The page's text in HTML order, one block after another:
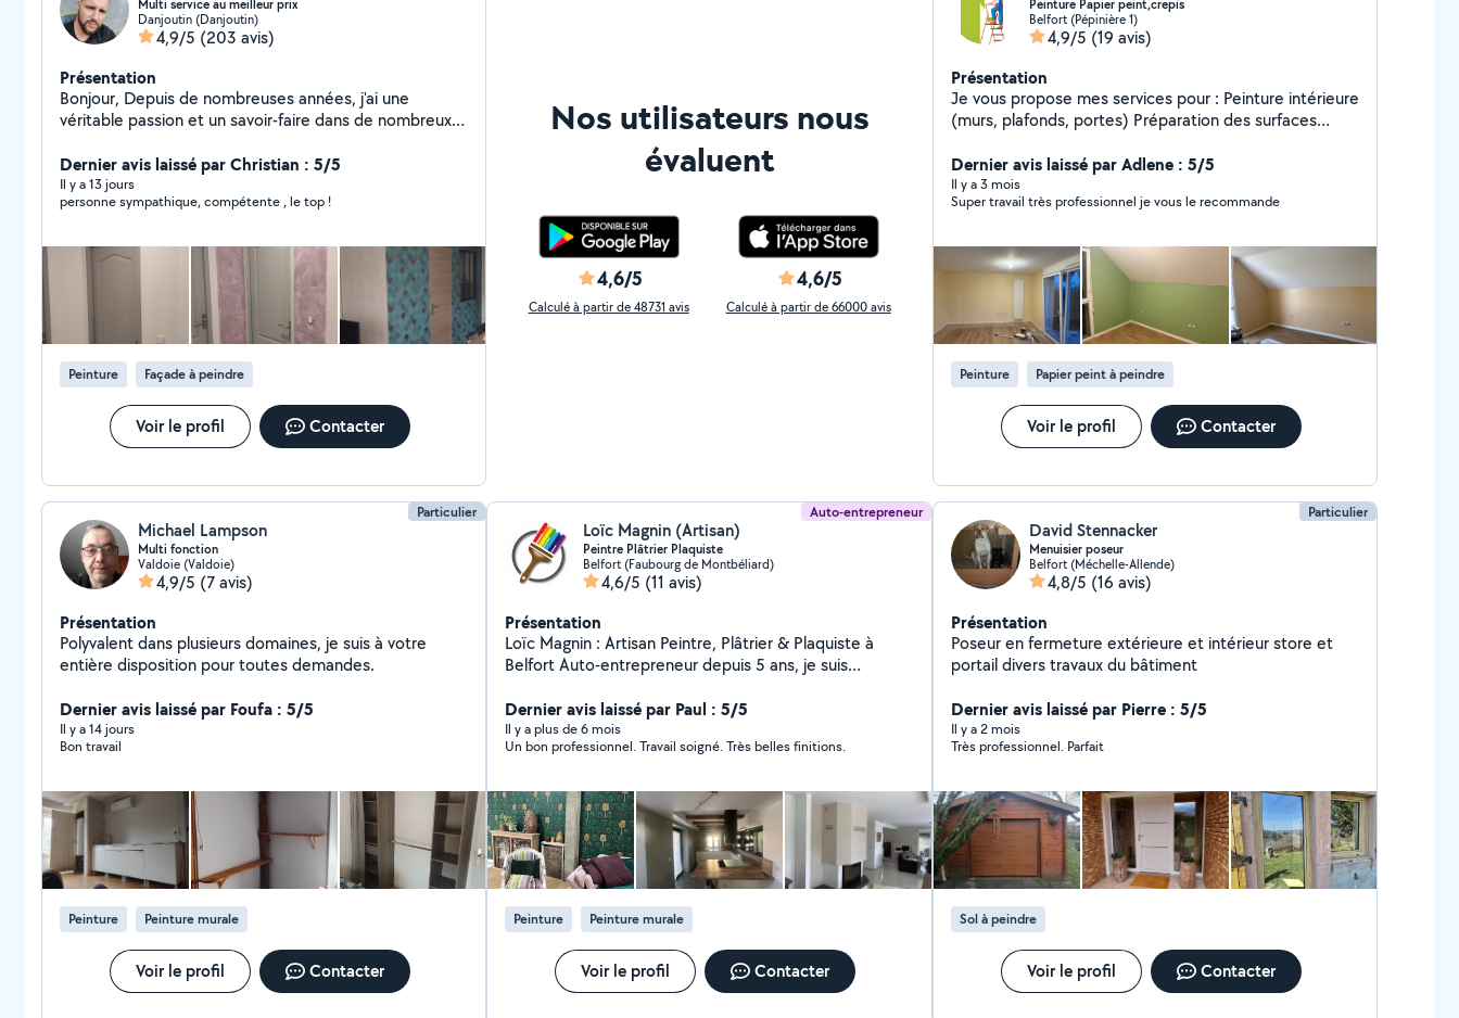
Multi service au meilleur prix
Danjoutin (Danjoutin)
4,9/5 (203 avis)
Présentation
Bonjour, Depuis de nombreuses années, j'ai une
véritable passion et un savoir-faire dans de nombreux
polyvalent, C'est pour cela que j'ai décidé de proposé
mon aide sur ce site. Je peux aussi vous débarrasser
des encombrants, vide maison et déchetterie. Je suis
votre demande, Je suis toujours disponible pour
répondre à vos attentes. Bien cordialement, David
Dernier avis laissé par Christian : 5/5
Il y a 13 jours
personne sympathique, compétente , le top !
Peinture Façade à peindre
Voir le profil Contacter
Nos utilisateurs nous
évaluent
4,6/5
Calculé à partir de 48731 avis
4,6/5
Calculé à partir de 66000 avis
Peinture Papier peint,crepis
Belfort (Pépinière 1)
4,9/5 (19 avis)
Présentation
Je vous propose mes services pour : Peinture intérieure
(murs, plafonds, portes) Préparation des surfaces
soignées Travail de qualité Sérieux et ponctuel Prix
raisonnables N'hésitez pas à me contacter pour un
devis ou plus d'informations !
Dernier avis laissé par Adlene : 5/5
Il y a 3 mois
Super travail très professionnel je vous le recommande
Peinture Papier peint à peindre
Voir le profil Contacter
Particulier
Michael Lampson
Multi fonction
Valdoie (Valdoie)
4,9/5 (7 avis)
Présentation
Polyvalent dans plusieurs domaines, je suis à votre
entière disposition pour toutes demandes.
Dernier avis laissé par Foufa : 5/5
Il y a 14 jours
Bon travail
Peinture Peinture murale
Voir le profil Contacter
Auto-entrepreneur
Loïc Magnin (Artisan)
Peintre Plâtrier Plaquiste
Belfort (Faubourg de Montbéliard)
4,6/5 (11 avis)
Présentation
Loïc Magnin : Artisan Peintre, Plâtrier & Plaquiste à
Belfort Auto-entrepreneur depuis 5 ans, je suis
le papier peint, ainsi que les travaux de plâtrerie
(enduit et plâtre), d'isolation intérieure et de pose de
placo. J'interviens sur Belfort, Montbéliard et toutes les
fournir un travail soigné, propre et durable, avec un
respect strict des délais et une grande attention aux
détails. Mes prestations : - Peinture intérieure (murs,
plafonds, portes, boiseries) - Préparation des surfaces
(rebouchage, ponçage, enduits) - Pose de papier peint,
toile de verre et revêtements décoratifs - Travaux de
plâtrerie (enduit et plâtre) - Isolation intérieure (murs,
rampants, cloisons) - Pose de plaques de plâtre :
cloisons, doublages et aménagements - Faux plafonds
en placo - Petites rénovations esthétiques
Dernier avis laissé par Paul : 5/5
Il y a plus de 6 mois
Un bon professionnel. Travail soigné. Très belles finitions.
Peinture Peinture murale
Voir le profil Contacter
Particulier
David Stennacker
Menuisier poseur
Belfort (Méchelle-Allende)
4,8/5 (16 avis)
Présentation
Poseur en fermeture extérieure et intérieur store et
portail divers travaux du bâtiment
Dernier avis laissé par Pierre : 5/5
Il y a 2 mois
Très professionnel. Parfait
Sol à peindre
Voir le profil Contacter